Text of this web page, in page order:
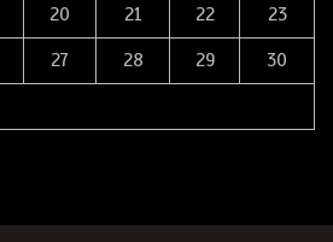
20 21 22 23
27 28 29 30